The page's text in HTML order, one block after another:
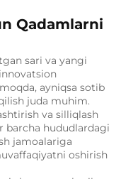
Qadamlarni
sari va yangi
ayniqsa sotib
juda muhim.
va silliqlash
barcha hududlardagi
jamoalariga
oshirish